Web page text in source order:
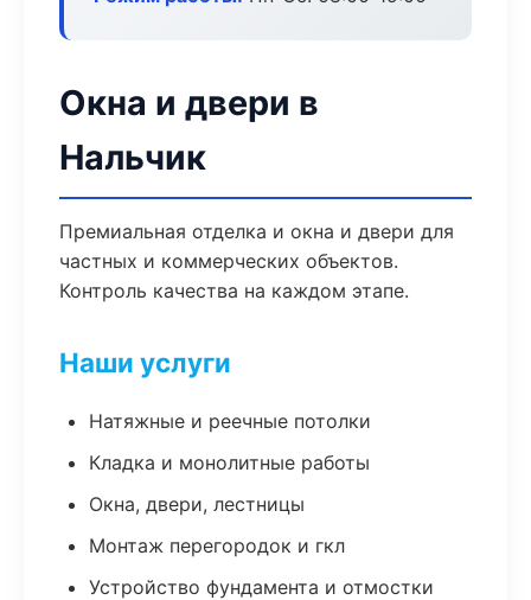
Окна и двери в
Нальчик
Премиальная отделка и окна и двери для
частных и коммерческих объектов.
Контроль качества на каждом этапе.
Наши услуги
Натяжные и реечные потолки
Кладка и монолитные работы
Окна, двери, лестницы
Монтаж перегородок и гкл
Устройство фундамента и отмостки